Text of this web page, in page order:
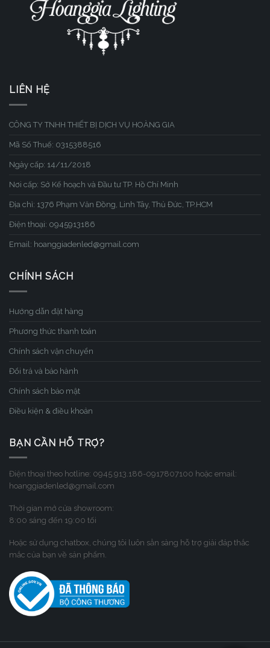
LIÊN HỆ
CÔNG TY TNHH THIẾT BỊ DỊCH VỤ HOÀNG GIA
Mã Số Thuế: 0315388516
Ngày cấp: 14/11/2018
Nơi cấp: Sở Kế hoạch và Đầu tư TP. Hồ Chí Minh
Địa chỉ: 1376 Phạm Văn Đồng, Linh Tây, Thủ Đức, TP.HCM
Điện thoại: 0945913186
Email: hoanggiadenled@gmail.com
CHÍNH SÁCH
Hướng dẫn đặt hàng
Phương thức thanh toán
Chính sách vận chuyển
Đổi trả và bảo hành
Chính sách bảo mật
Điều kiện & điều khoản
BẠN CẦN HỖ TRỢ?
Điện thoại theo hotline: 0945.913.186-0917807100 hoặc email:
hoanggiadenled@gmail.com
Thời gian mở cửa showroom:
8:00 sáng đến 19:00 tối
Hoặc sử dụng chatbox, chúng tôi luôn sẳn sàng hỗ trợ giải đáp thắc
mắc của bạn về sản phẩm.